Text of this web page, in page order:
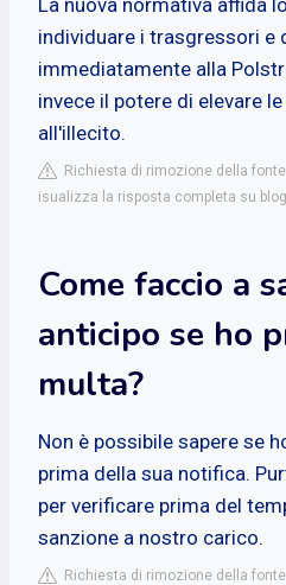
individuare i trasgressori e
immediatamente alla
invece il potere di elevare
all'illecito.
Richiesta di rimozione della fonte
isualizza la risposta completa su
Come faccio a
anticipo se ho
multa?
Non è possibile sapere se
prima della sua notifica.
per verificare prima del
sanzione a nostro carico.
Richiesta di rimozione della fonte